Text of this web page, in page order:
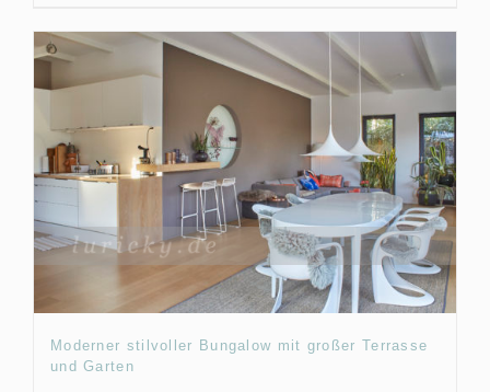
Moderner stilvoller Bungalow mit großer Terrasse
und Garten